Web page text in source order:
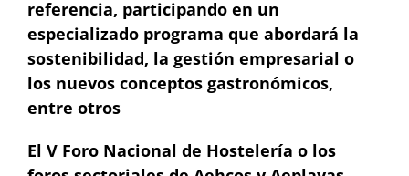
referencia, participando en un
especializado programa que abordará la
sostenibilidad, la gestión empresarial o
los nuevos conceptos gastronómicos,
entre otros
El V Foro Nacional de Hostelería o los